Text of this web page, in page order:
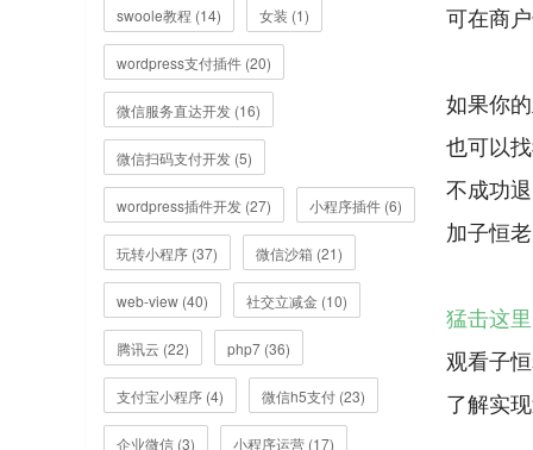
swoole教程 (14) 女装 (1)
wordpress支付插件 (20)
微信服务直达开发 (16)
微信扫码支付开发 (5)
wordpress插件开发 (27) 小程序插件 (6)
玩转小程序 (37) 微信沙箱 (21)
web-view (40) 社交立减金 (10)
腾讯云 (22) php7 (36)
支付宝小程序 (4) 微信h5支付 (23)
企业微信 (3) 小程序运营 (17)
可在商
如果你
也可以
不成功
加子恒
猛击这里
观看子